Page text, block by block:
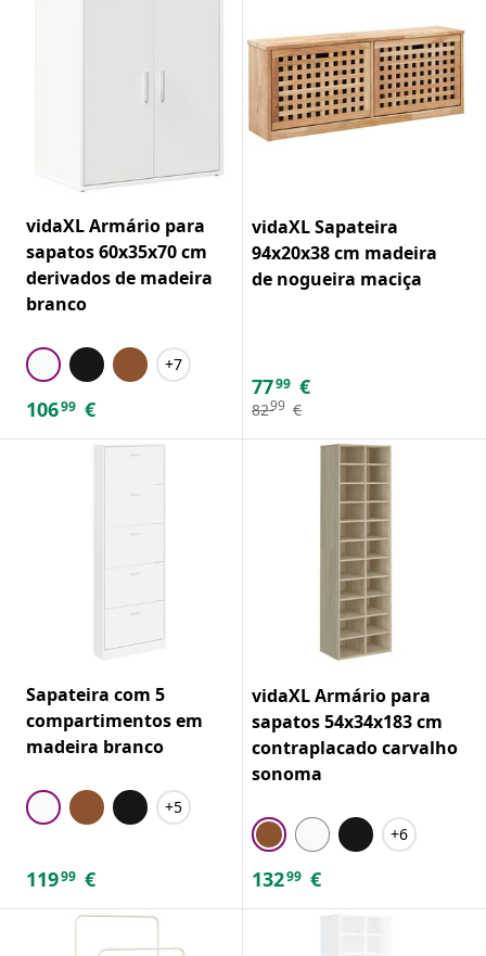
vidaXL Armário para
sapatos 60x35x70 cm
derivados de madeira
branco
+7
10699 €
vidaXL Sapateira
94x20x38 cm madeira
de nogueira maciça
7799 €
8299 €
Sapateira com 5
compartimentos em
madeira branco
+5
11999 €
vidaXL Armário para
sapatos 54x34x183 cm
contraplacado carvalho
sonoma
+6
13299 €